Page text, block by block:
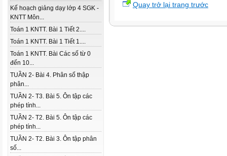
Kế hoạch giảng dạy lớp 4 SGK -
KNTT Môn...
Toán 1 KNTT. Bài 1 Tiết 2....
Toán 1 KNTT. Bài 1 Tiết 1....
Toán 1 KNTT. Bài Các số từ 0
đến 10...
TUẦN 2- Bài 4. Phân số thập
phân...
TUẦN 2- T3. Bài 5. Ôn tập các
phép tính...
TUẦN 2- T2. Bài 5. Ôn tập các
phép tính...
TUẦN 2- T2. Bài 3. Ôn tập phân
số...
Quay trở lại trang trước